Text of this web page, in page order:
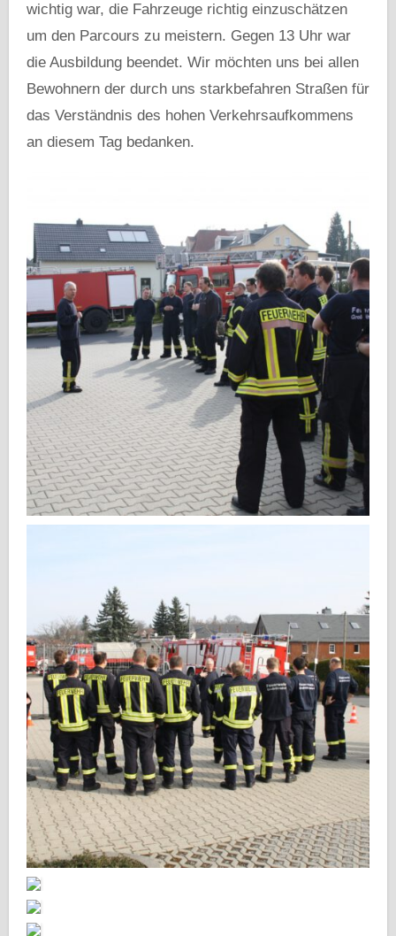
wichtig war, die Fahrzeuge richtig einzuschätzen
um den Parcours zu meistern. Gegen 13 Uhr war
die Ausbildung beendet. Wir möchten uns bei allen
Bewohnern der durch uns starkbefahren Straßen für
das Verständnis des hohen Verkehrsaufkommens
an diesem Tag bedanken.
IMG_2734